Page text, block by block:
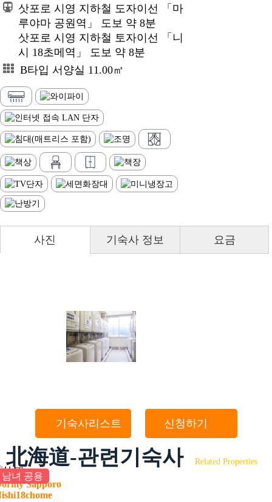
삿포로 시영 지하철 도자이선 「마
루야마 공원역」 도보 약 8분
삿포로 시영 지하철 토자이선 「니
시 18초메역」 도보 약 8분
B타입 서양실 11.00㎡
사진 기숙사 정보 요금
기숙사리스트 신청하기
北海道-관련기숙사 Related Properties
남녀 공용
Sapporo